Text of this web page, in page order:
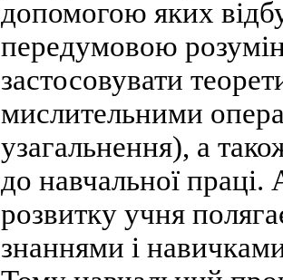
допомогою яких
передумовою
застосовувати
мислительними
узагальнення), а
до навчальної
розвитку учня
знаннями і